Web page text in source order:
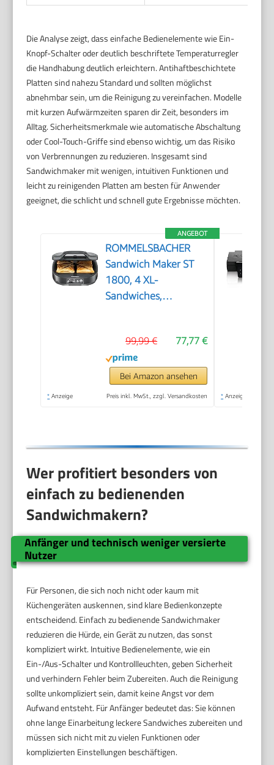
Die Analyse zeigt, dass einfache Bedienelemente wie Ein-
Knopf-Schalter oder deutlich beschriftete Temperaturregler
die Handhabung deutlich erleichtern. Antihaftbeschichtete
Platten sind nahezu Standard und sollten möglichst
abnehmbar sein, um die Reinigung zu vereinfachen. Modelle
mit kurzen Aufwärmzeiten sparen dir Zeit, besonders im
Alltag. Sicherheitsmerkmale wie automatische Abschaltung
oder Cool-Touch-Griffe sind ebenso wichtig, um das Risiko
von Verbrennungen zu reduzieren. Insgesamt sind
Sandwichmaker mit wenigen, intuitiven Funktionen und
leicht zu reinigenden Platten am besten für Anwender
geeignet, die schlicht und schnell gute Ergebnisse möchten.
ANGEBOT
ROMMELSBACHER
Sandwich Maker ST
1800, 4 XL-
Sandwiches,
Zeitschaltuhr,
automatische
Abschaltung, Cool
Touch Gehäuse, 1800
77,77 €
99,99 €
Bei Amazon ansehen
* Anzeige Preis inkl. MwSt., zzgl. Versandkosten * Anzeige
Wer profitiert besonders von
einfach zu bedienenden
Sandwichmakern?
Anfänger und technisch weniger versierte
Nutzer
Für Personen, die sich noch nicht oder kaum mit
Küchengeräten auskennen, sind klare Bedienkonzepte
entscheidend. Einfach zu bedienende Sandwichmaker
reduzieren die Hürde, ein Gerät zu nutzen, das sonst
kompliziert wirkt. Intuitive Bedienelemente, wie ein
Ein-/Aus-Schalter und Kontrollleuchten, geben Sicherheit
und verhindern Fehler beim Zubereiten. Auch die Reinigung
sollte unkompliziert sein, damit keine Angst vor dem
Aufwand entsteht. Für Anfänger bedeutet das: Sie können
ohne lange Einarbeitung leckere Sandwiches zubereiten und
müssen sich nicht mit zu vielen Funktionen oder
komplizierten Einstellungen beschäftigen.